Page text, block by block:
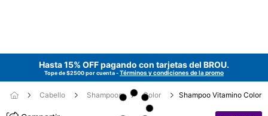
Hasta 15% OFF pagando con tarjetas del BROU.
Tope de $2500 por cuenta -Términos y condiciones de la promo
Cabello Shampoos Color Shampoo Vitamino Color